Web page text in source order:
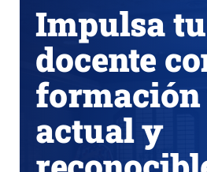
Impulsa
docente
actual y